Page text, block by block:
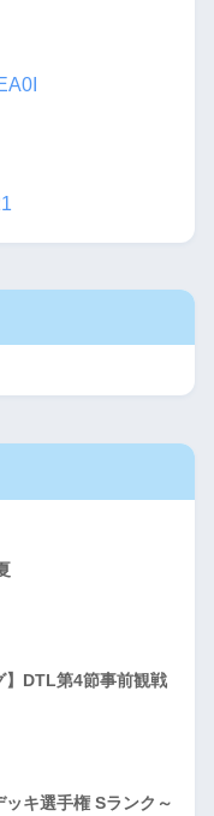
】DTL第4節事前観戦
ッキ選手権 Sランク～